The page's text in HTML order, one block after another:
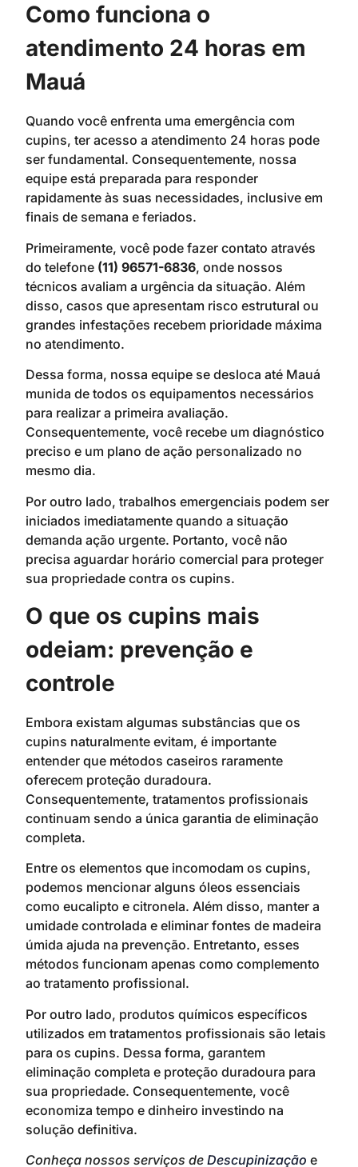
Como funciona o
atendimento 24 horas em
Mauá
Quando você enfrenta uma emergência com
cupins, ter acesso a atendimento 24 horas pode
ser fundamental. Consequentemente, nossa
equipe está preparada para responder
rapidamente às suas necessidades, inclusive em
finais de semana e feriados.
Primeiramente, você pode fazer contato através
do telefone (11) 96571-6836, onde nossos
técnicos avaliam a urgência da situação. Além
disso, casos que apresentam risco estrutural ou
grandes infestações recebem prioridade máxima
no atendimento.
Dessa forma, nossa equipe se desloca até Mauá
munida de todos os equipamentos necessários
para realizar a primeira avaliação.
Consequentemente, você recebe um diagnóstico
preciso e um plano de ação personalizado no
mesmo dia.
Por outro lado, trabalhos emergenciais podem ser
iniciados imediatamente quando a situação
demanda ação urgente. Portanto, você não
precisa aguardar horário comercial para proteger
sua propriedade contra os cupins.
O que os cupins mais
odeiam: prevenção e
controle
Embora existam algumas substâncias que os
cupins naturalmente evitam, é importante
entender que métodos caseiros raramente
oferecem proteção duradoura.
Consequentemente, tratamentos profissionais
continuam sendo a única garantia de eliminação
completa.
Entre os elementos que incomodam os cupins,
podemos mencionar alguns óleos essenciais
como eucalipto e citronela. Além disso, manter a
umidade controlada e eliminar fontes de madeira
úmida ajuda na prevenção. Entretanto, esses
métodos funcionam apenas como complemento
ao tratamento profissional.
Por outro lado, produtos químicos específicos
utilizados em tratamentos profissionais são letais
para os cupins. Dessa forma, garantem
eliminação completa e proteção duradoura para
sua propriedade. Consequentemente, você
economiza tempo e dinheiro investindo na
solução definitiva.
Conheça nossos serviços de Descupinização e